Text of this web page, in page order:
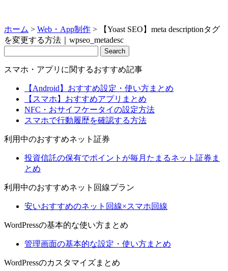
ホーム > Web・App制作 >
【Yoast SEO】meta descriptionタグ
を変更する方法｜wpseo_metadesc
Search
スマホ・アプリに関するおすすめ記事
【Android】おすすめ設定・使い方まとめ
【スマホ】おすすめアプリまとめ
NFC・おサイフケータイの設定方法
スマホで行動履歴を確認する方法
利用中のおすすめネット証券
投資信託の保有でポイントが毎月たまるネット証券ま
とめ
利用中のおすすめネット回線プラン
安いおすすめのネット回線×スマホ回線
WordPressの基本的な使い方まとめ
管理画面の基本的な設定・使い方まとめ
WordPressのカスタマイズまとめ